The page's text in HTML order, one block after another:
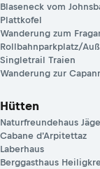
Blaseneck vom
Plattkofel
Wanderung zum
Rollbahnparkplatz/
Singletrail Traien
Wanderung zur
Hütten
Naturfreundehaus
Cabane d'Arpitettaz
Laberhaus
Berggasthaus